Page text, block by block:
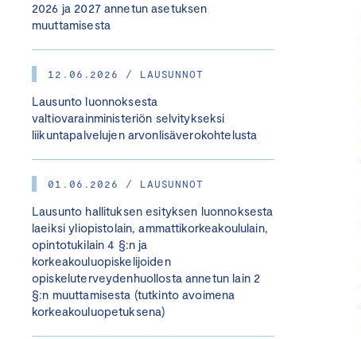
2026 ja 2027 annetun asetuksen
muuttamisesta
12.06.2026 / LAUSUNNOT
Lausunto luonnoksesta
valtiovarainministeriön selvitykseksi
liikuntapalvelujen arvonlisäverokohtelusta
01.06.2026 / LAUSUNNOT
Lausunto hallituksen esityksen luonnoksesta
laeiksi yliopistolain, ammattikorkeakoululain,
opintotukilain 4 §:n ja
korkeakouluopiskelijoiden
opiskeluterveydenhuollosta annetun lain 2
§:n muuttamisesta (tutkinto avoimena
korkeakouluopetuksena)